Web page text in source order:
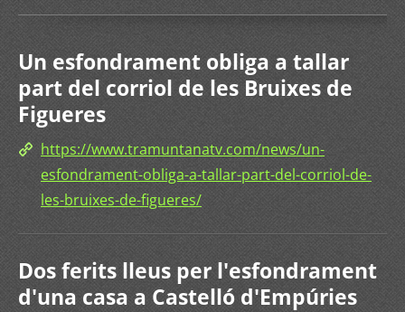
Un esfondrament obliga a tallar
part del corriol de les Bruixes de
Figueres
https://www.tramuntanatv.com/news/un-
esfondrament-obliga-a-tallar-part-del-corriol-de-
les-bruixes-de-figueres/
Dos ferits lleus per l'esfondrament
d'una casa a Castelló d'Empúries